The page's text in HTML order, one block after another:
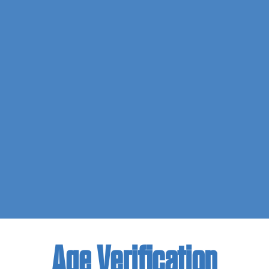
AgeVerification